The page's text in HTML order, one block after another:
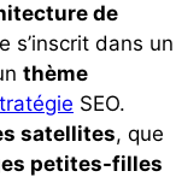
de
s’inscrit dans un
thème
SEO.
satellites, que
petites-filles